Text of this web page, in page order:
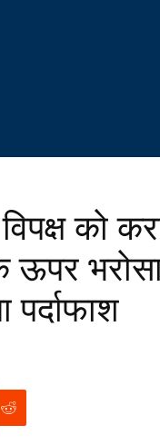
को
भरोसा;